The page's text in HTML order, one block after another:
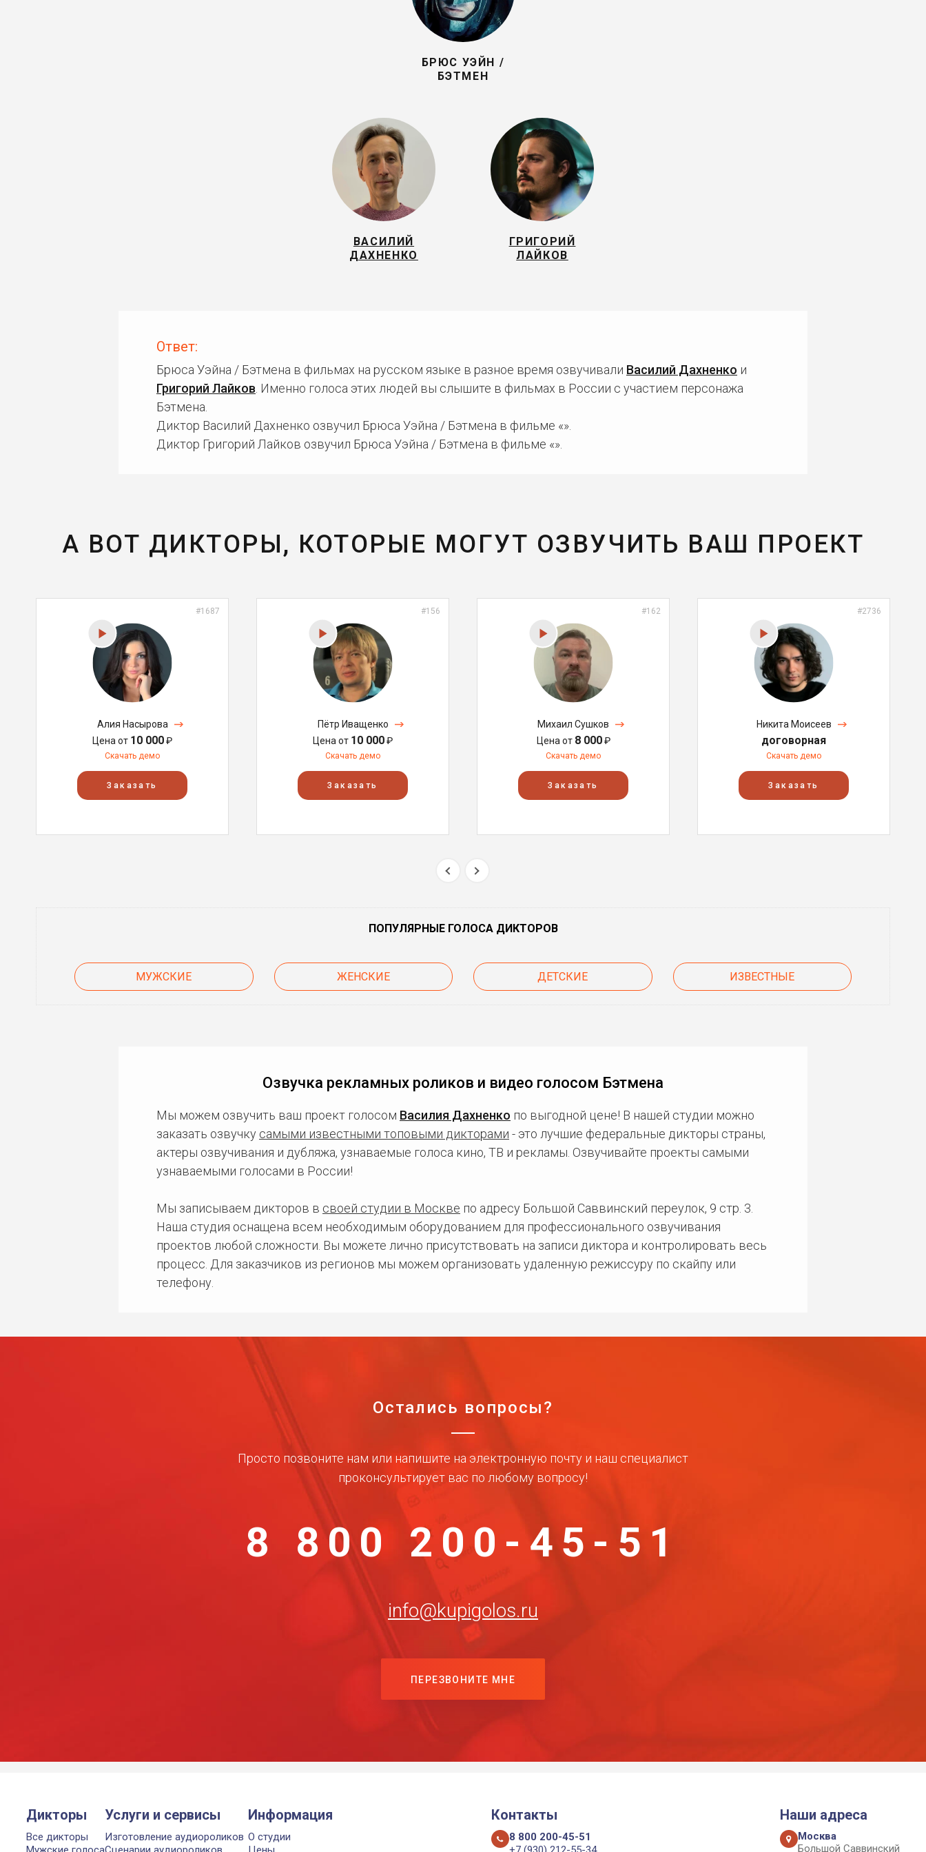
БРЮС УЭЙН /
БЭТМЕН
ВАСИЛИЙ
ДАХНЕНКО
ГРИГОРИЙ
ЛАЙКОВ
Ответ:
Брюса Уэйна / Бэтмена в фильмах на русском языке в разное время озвучивали Василий Дахненко и
Григорий Лайков . Именно голоса этих людей вы слышите в фильмах в России с участием персонажа
Бэтмена.
Диктор Василий Дахненко озвучил Брюса Уэйна / Бэтмена в фильме «».
Диктор Григорий Лайков озвучил Брюса Уэйна / Бэтмена в фильме «».
А ВОТ ДИКТОРЫ, КОТОРЫЕ МОГУТ ОЗВУЧИТЬ ВАШ ПРОЕКТ
#1687
Алия Насырова
Цена от 10 000₽
Скачать демо
Заказать
#156
Пётр Иващенко
Цена от 10 000₽
Скачать демо
Заказать
#162
Михаил Сушков
Цена от 8 000₽
Скачать демо
Заказать
#2736
Никита Моисеев
договорная
Скачать демо
Заказать
ПОПУЛЯРНЫЕ ГОЛОСА ДИКТОРОВ
МУЖСКИЕ ЖЕНСКИЕ ДЕТСКИЕ ИЗВЕСТНЫЕ
Озвучка рекламных роликов и видео голосом Бэтмена
Мы можем озвучить ваш проект голосом Василия Дахненко по выгодной цене! В нашей студии можно
заказать озвучку самыми известными топовыми дикторами - это лучшие федеральные дикторы страны,
актеры озвучивания и дубляжа, узнаваемые голоса кино, ТВ и рекламы. Озвучивайте проекты самыми
узнаваемыми голосами в России!
Мы записываем дикторов в своей студии в Москве по адресу Большой Саввинский переулок, 9 стр. 3.
Наша студия оснащена всем необходимым оборудованием для профессионального озвучивания
проектов любой сложности. Вы можете лично присутствовать на записи диктора и контролировать весь
процесс. Для заказчиков из регионов мы можем организовать удаленную режиссуру по скайпу или
телефону.
Остались вопросы?
Просто позвоните нам или напишите на электронную почту и наш специалист
проконсультирует вас по любому вопросу!
8 800 200-45-51
info@kupigolos.ru
ПЕРЕЗВОНИТЕ МНЕ
Дикторы
Все дикторы
Услуги и сервисы
Изготовление аудиороликов
Информация
О студии
Контакты
8 800 200-45-51
Наши адреса
Москва
Большой Саввинский